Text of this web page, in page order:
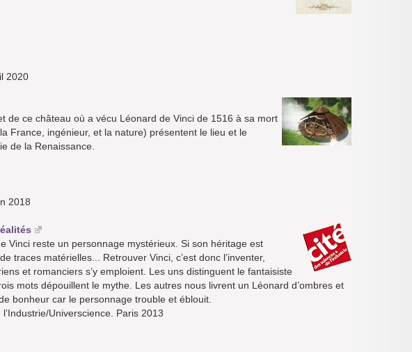
2020
de ce château où a vécu Léonard de Vinci de 1516 à sa mort
France, ingénieur, et la nature) présentent le lieu et le
de la Renaissance.
2018
Vinci reste un personnage mystérieux. Si son héritage est
traces matérielles... Retrouver Vinci, c’est donc l’inventer,
et romanciers s’y emploient. Les uns distinguent le fantaisiste
mots dépouillent le mythe. Les autres nous livrent un Léonard d’ombres et
bonheur car le personnage trouble et éblouit.
Universcience. Paris 2013